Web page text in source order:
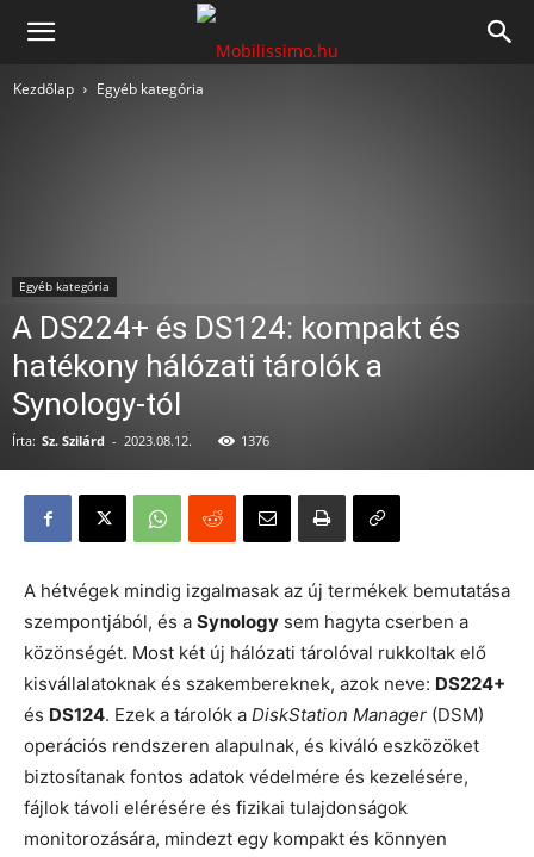
Mobilissimo.hu
Kezdőlap Egyéb kategória
Egyéb kategória
A DS224+ és DS124: kompakt és
hatékony hálózati tárolók a
Synology-tól
Írta: Sz. Szilárd - 2023.08.12. 1376
A hétvégek mindig izgalmasak az új termékek bemutatása
szempontjából, és a Synology sem hagyta cserben a
közönségét. Most két új hálózati tárolóval rukkoltak elő
kisvállalatoknak és szakembereknek, azok neve: DS224+
és DS124. Ezek a tárolók a DiskStation Manager (DSM)
operációs rendszeren alapulnak, és kiváló eszközöket
biztosítanak fontos adatok védelmére és kezelésére,
fájlok távoli elérésére és fizikai tulajdonságok
monitorozására, mindezt egy kompakt és könnyen